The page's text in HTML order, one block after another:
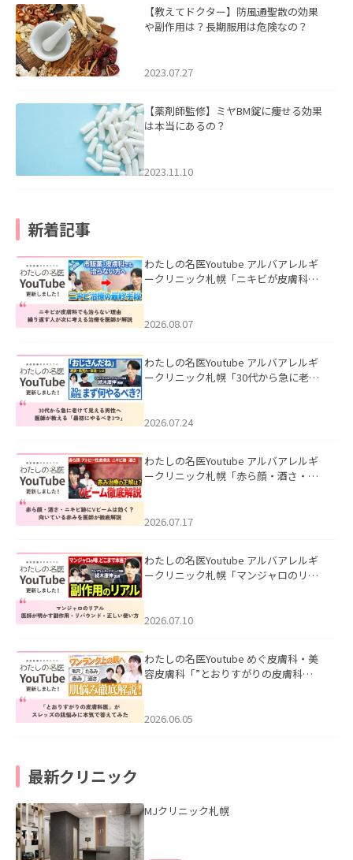
【教えてドクター】防風通聖散の効果
や副作用は？長期服用は危険なの？
2023.07.27
【薬剤師監修】ミヤBM錠に痩せる効果
は本当にあるの？
2023.11.10
新着記事
わたしの名医Youtube アルバアレルギ
ークリニック札幌「ニキビが皮膚科で
ました。
2026.08.07
わたしの名医Youtube アルバアレルギ
ークリニック札幌「30代から急に老け
た。
2026.07.24
わたしの名医Youtube アルバアレルギ
ークリニック札幌「赤ら顔・酒さ・ニ
した。
2026.07.17
わたしの名医Youtube アルバアレルギ
ークリニック札幌「マンジャロのリア
た。
2026.07.10
わたしの名医Youtube めぐ皮膚科・美
容皮膚科「”とおりすがりの皮膚科
2026.06.05
最新クリニック
MJクリニック札幌